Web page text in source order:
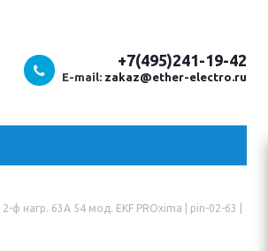
+7(495)241-19-42
E-mail: zakaz@ether-electro.ru
ф нагр. 63А 54 мод. EKF PROxima | pin-02-63 |